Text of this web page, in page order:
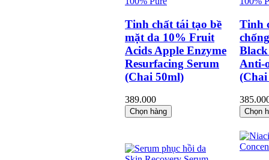
Tinh chất tái tạo bề
mặt da 10% Fruit
Acids Apple Enzyme
Resurfacing Serum
(Chai 50ml)
389.000
Chọn hàng
Tinh
Black
Anti-
Chọn